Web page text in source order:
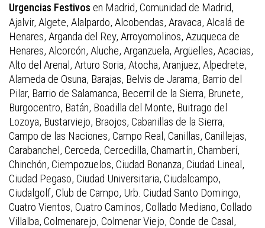
Urgencias Festivos en Madrid, Comunidad de Madrid,
Ajalvir, Algete, Alalpardo, Alcobendas, Aravaca, Alcalá de
Henares, Arganda del Rey, Arroyomolinos, Azuqueca de
Henares, Alcorcón, Aluche, Arganzuela, Argüelles, Acacias,
Alto del Arenal, Arturo Soria, Atocha, Aranjuez, Alpedrete,
Alameda de Osuna, Barajas, Belvis de Jarama, Barrio del
Pilar, Barrio de Salamanca, Becerril de la Sierra, Brunete,
Burgocentro, Batán, Boadilla del Monte, Buitrago del
Lozoya, Bustarviejo, Braojos, Cabanillas de la Sierra,
Campo de las Naciones, Campo Real, Canillas, Canillejas,
Carabanchel, Cerceda, Cercedilla, Chamartín, Chamberí,
Chinchón, Ciempozuelos, Ciudad Bonanza, Ciudad Lineal,
Ciudad Pegaso, Ciudad Universitaria, Ciudalcampo,
Ciudalgolf, Club de Campo, Urb. Ciudad Santo Domingo,
Cuatro Vientos, Cuatro Caminos, Collado Mediano, Collado
Villalba, Colmenarejo, Colmenar Viejo, Conde de Casal,